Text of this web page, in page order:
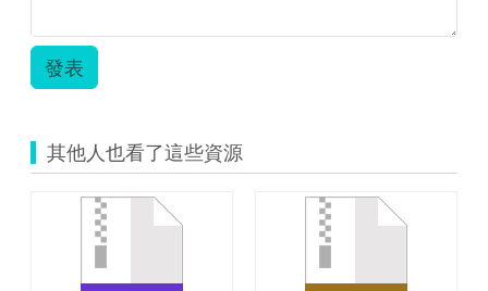
發表
其他人也看了這些資源